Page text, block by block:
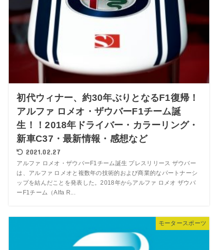
初代ウィナー、約30年ぶりとなるF1復帰！
アルファ ロメオ・ザウバーF1チーム誕
生！！2018年ドライバー・カラーリング・
新車C37・最新情報・感想など
2021.02.27
アルファ ロメオ・ザウバーF1チーム誕生 プレスリリース ザウバー
は、アルファ ロメオと複数年の技術的および商業的なパートナーシ
ップを結んだことを発表した。2018年からアルファ ロメオ ザウバ
ーF1チーム（Alfa R...
モータースポーツ